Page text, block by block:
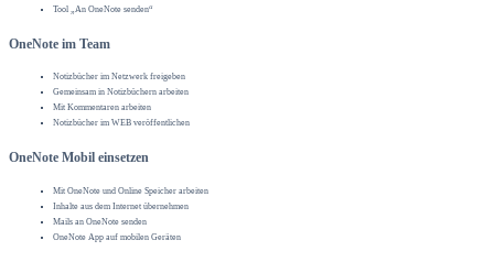
Tool „An OneNote senden“
OneNote im Team
Notizbücher im Netzwerk freigeben
Gemeinsam in Notizbüchern arbeiten
Mit Kommentaren arbeiten
Notizbücher im WEB veröffentlichen
OneNote Mobil einsetzen
Mit OneNote und Online Speicher arbeiten
Inhalte aus dem Internet übernehmen
Mails an OneNote senden
OneNote App auf mobilen Geräten